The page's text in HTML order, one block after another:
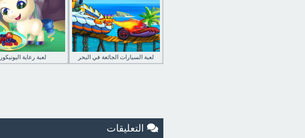
لعبة رعاية لعبة السيارات الجائعة في البحر
التعليقات